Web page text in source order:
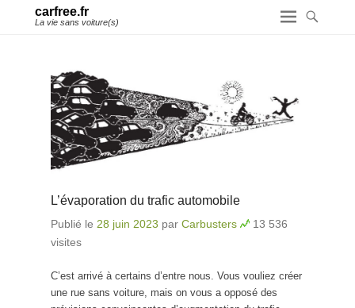
carfree.fr
La vie sans voiture(s)
L’évaporation du trafic automobile
Publié le 28 juin 2023 par Carbusters
13 536
visites
C’est arrivé à certains d’entre nous. Vous vouliez créer
une rue sans voiture, mais on vous a opposé des